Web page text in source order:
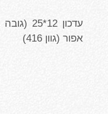
אפור (גוון 416)